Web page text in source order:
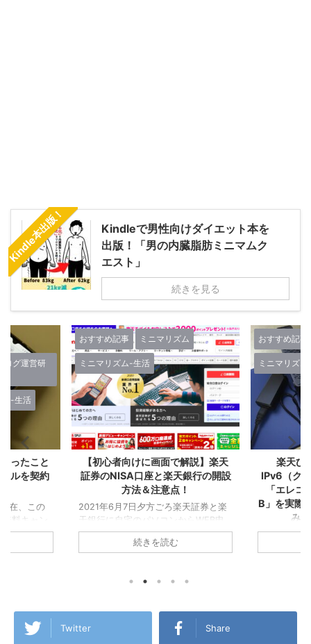
Kindle本出版！
Kindleで男性向けダイエット本を
出版！「男の内臓脂肪ミニマムク
エスト」
続きを見る
説】楽天
行の開設
証券と楽
らWEB申
的はつみ
せることが
これから楽
もうとして
おすすめ記事 ミニマリズム
ミニマリズム-生活
楽天ひかりの工事が完了！
IPv6（クロスパス）対応ルーター
「エレコムWMC-X1800GST-
B」を実際に楽天ひかりに接続して
みたスピード結果！
▼楽天モバイル使う方ならおうちの
Wi-Fiは楽天ひかり！集合住宅は税込
楽天ひかりに切り替えたA1理論で
す！ちなみに昔のアパートで使ってい
続きを読む
おすすめ記事
ミニマリズ
楽天ポイ
まってい
の僕が実
を作
2021年5月
ていくこと
も含めた『
Twitter Share